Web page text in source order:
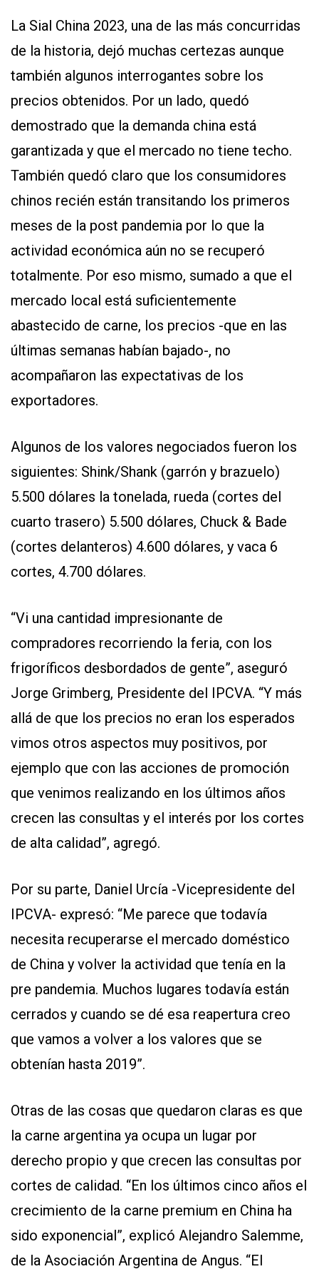
AYUDA
Y
POLÍTICAS
PRIVACIDAD
MAPA
DEL
SITIO
QUIENES
La Sial China 2023, una de las más concurridas
de la historia, dejó muchas certezas aunque
también algunos interrogantes sobre los
precios obtenidos. Por un lado, quedó
demostrado que la demanda china está
garantizada y que el mercado no tiene techo.
También quedó claro que los consumidores
chinos recién están transitando los primeros
meses de la post pandemia por lo que la
actividad económica aún no se recuperó
totalmente. Por eso mismo, sumado a que el
mercado local está suficientemente
abastecido de carne, los precios -que en las
últimas semanas habían bajado-, no
acompañaron las expectativas de los
exportadores.
Algunos de los valores negociados fueron los
siguientes: Shink/Shank (garrón y brazuelo)
5.500 dólares la tonelada, rueda (cortes del
cuarto trasero) 5.500 dólares, Chuck & Bade
(cortes delanteros) 4.600 dólares, y vaca 6
cortes, 4.700 dólares.
“Vi una cantidad impresionante de
compradores recorriendo la feria, con los
frigoríficos desbordados de gente”, aseguró
Jorge Grimberg, Presidente del IPCVA. “Y más
allá de que los precios no eran los esperados
vimos otros aspectos muy positivos, por
ejemplo que con las acciones de promoción
que venimos realizando en los últimos años
crecen las consultas y el interés por los cortes
de alta calidad”, agregó.
Por su parte, Daniel Urcía -Vicepresidente del
IPCVA- expresó: “Me parece que todavía
necesita recuperarse el mercado doméstico
de China y volver la actividad que tenía en la
pre pandemia. Muchos lugares todavía están
cerrados y cuando se dé esa reapertura creo
que vamos a volver a los valores que se
obtenían hasta 2019”.
Otras de las cosas que quedaron claras es que
la carne argentina ya ocupa un lugar por
derecho propio y que crecen las consultas por
cortes de calidad. “En los últimos cinco años el
crecimiento de la carne premium en China ha
sido exponencial”, explicó Alejandro Salemme,
de la Asociación Argentina de Angus. “El